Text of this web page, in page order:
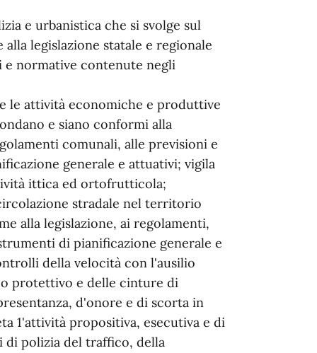
e urbanistica che si svolge sul
legislazione statale e regionale
e normative contenute negli
le attività economiche e produttive
e siano conformi alla
comunali, alle previsioni e
generale e attuativi; vigila
ittica ed ortofrutticola;
stradale nel territorio
alla legislazione, ai regolamenti,
di pianificazione generale e
della velocità con l'ausilio
protettivo e delle cinture di
d'onore e di scorta in
1'attività propositiva, esecutiva e di
di polizia del traffico, della